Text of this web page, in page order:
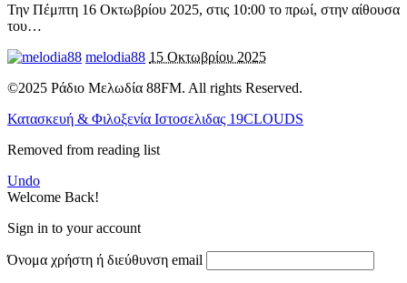
Την Πέμπτη 16 Οκτωβρίου 2025, στις 10:00 το πρωί, στην αίθουσα
του…
melodia88 15 Οκτωβρίου 2025
©2025 Ράδιο Μελωδία 88FM. All rights Reserved.
Κατασκευή & Φιλοξενία Ιστοσελιδας 19CLOUDS
Removed from reading list
Undo
Welcome Back!
Sign in to your account
Όνομα χρήστη ή διεύθυνση email